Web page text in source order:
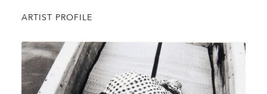
ARTIST PROFILE